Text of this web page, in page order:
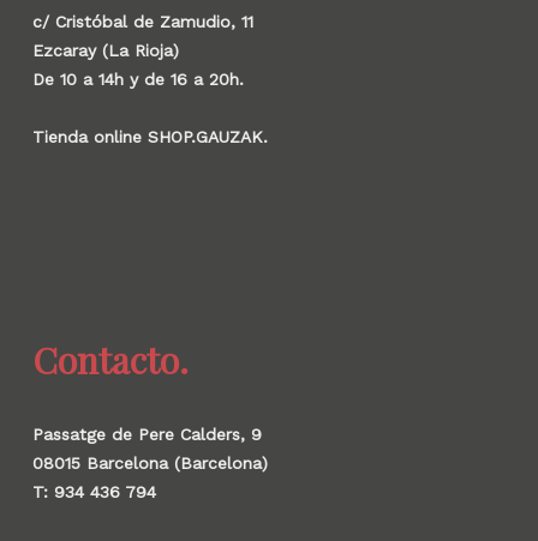
c/ Cristóbal de Zamudio, 11
Ezcaray (La Rioja)
De 10 a 14h y de 16 a 20h.
Tienda online SHOP.GAUZAK.
Contacto.
Passatge de Pere Calders, 9
08015 Barcelona (Barcelona)
T: 934 436 794